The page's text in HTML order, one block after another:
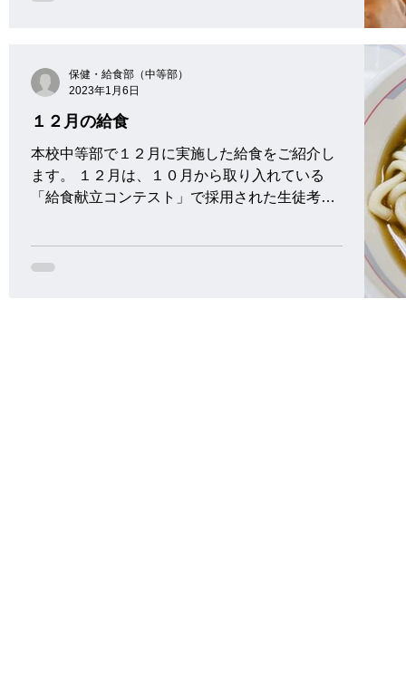
１２月の給食
本校中等部で１２月に実施した給食をご紹介し
ます。 １２月は、１０月から取り入れている
「給食献立コンテスト」で採用された生徒考案
６日（火）...
保健・給食部（中等部）
2023年1月6日